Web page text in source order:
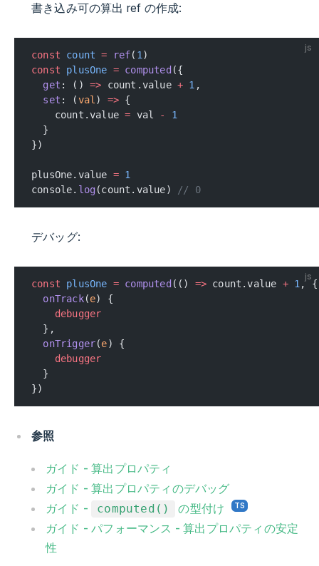
書き込み可の算出 ref の作成:
js
const count = ref( 1)
const plusOne = computed ({
  get
: () => count.value + 1 ,
  set
: (val) => {
    count.value
= val -
1
  }
})
plusOne.value = 1
console. log(count.value) // 0
デバッグ:
js
const plusOne = computed (() => count.value + 1, {
  onTrack
(e) {
    debugger
  },
  onTrigger
(e) {
    debugger
  }
})
参照
ガイド - 算出プロパティ
ガイド - 算出プロパティのデバッグ
ガイド -
computed()
の型付け
ガイド - パフォーマンス - 算出プロパティの安定
性